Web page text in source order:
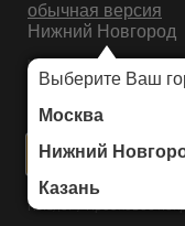
обычная версия
Нижний Новгород
Выберите Ваш
Москва
Нижний
Казань
ИНТЕРНЕТ-МАГАЗИН
Каталог/Пробковое